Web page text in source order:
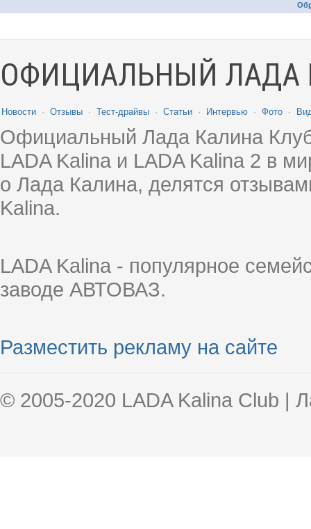
ОФИЦИАЛЬНЫЙ ЛАДА
Новости · Отзывы · Тест-драйвы · Статьи · Интервью · Фото ·
Официальный Лада Калина
LADA Kalina и LADA Kalina 2 в
о Лада Калина, делятся
Kalina.
LADA Kalina - популярное
заводе АВТОВАЗ.
Разместить рекламу на сайте
© 2005-2020 LADA Kalina Club |